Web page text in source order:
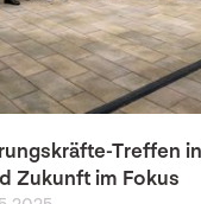
Treffen
Zukunft im Fokus